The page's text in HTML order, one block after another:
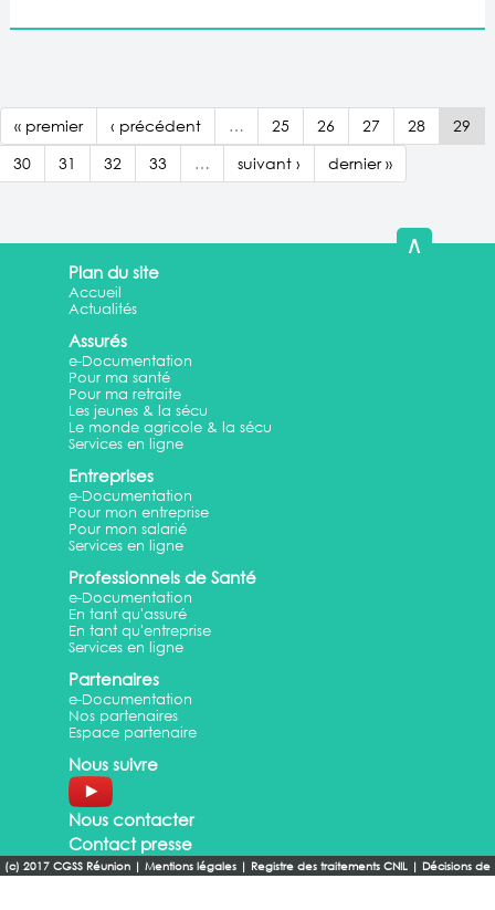
« premier ‹ précédent … 25 26 27 28
29
30
31 32 33 … suivant › dernier »
∧
Plan du site
Accueil
Actualités
Assurés
e-Documentation
Pour ma santé
Pour ma retraite
Les jeunes & la sécu
Le monde agricole & la sécu
Services en ligne
Entreprises
e-Documentation
Pour mon entreprise
Pour mon salarié
Services en ligne
Professionnels de Santé
e-Documentation
En tant qu'assuré
En tant qu'entreprise
Services en ligne
Partenaires
e-Documentation
Nos partenaires
Espace partenaire
Nous suivre
Nous contacter
Contact presse
(c) 2017 CGSS Réunion | Mentions légales | Registre des traitements CNIL | Décisions de